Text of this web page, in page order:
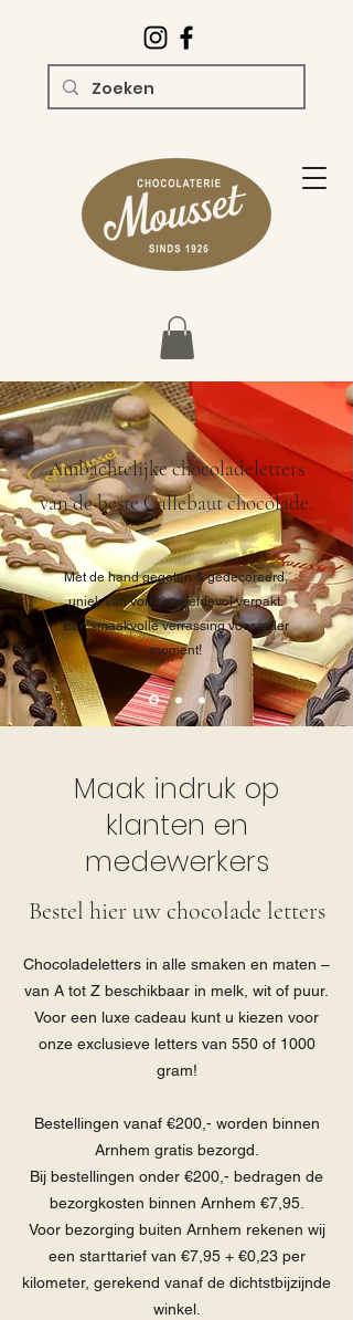
Ambachtelijke chocoladeletters
vande beste Callebaut chocolade.
Met de hand gegoten & gedecoreerd,
uniek van vorm en liefdevol verpakt.
Een smaakvolle verrassing voor ieder
moment!
Maak indruk op
klanten en
medewerkers
Bestel hier uw chocolade letters
Chocoladeletters in alle smaken en maten –
van A tot Z beschikbaar in melk, wit of puur.
Voor een luxe cadeau kunt u kiezen voor
onze exclusieve letters van 550 of 1000
gram!
Bestellingen vanaf €200,- worden binnen
Arnhem gratis bezorgd.
Bij bestellingen onder €200,- bedragen de
bezorgkosten binnen Arnhem €7,95.
Voor bezorging buiten Arnhem rekenen wij
een starttarief van €7,95 + €0,23 per
kilometer, gerekend vanaf de dichtstbijzijnde
winkel.